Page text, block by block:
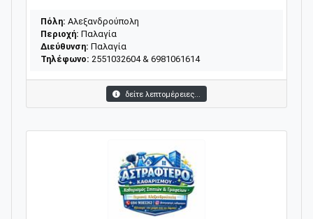
Πόλη: Αλεξανδρούπολη
Περιοχή: Παλαγία
Διεύθυνση: Παλαγία
Τηλέφωνο: 2551032604 & 6981061614
δείτε λεπτομέρειες...